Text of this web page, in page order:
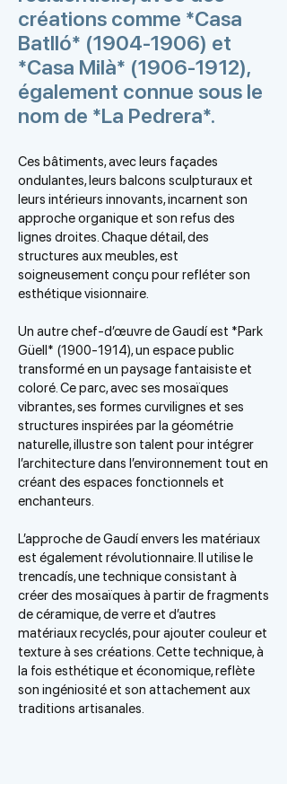
créations comme *Casa
Batlló* (1904-1906) et
*Casa Milà* (1906-1912),
également connue sous le
nom de *La Pedrera*.
Ces bâtiments, avec leurs façades
ondulantes, leurs balcons sculpturaux et
leurs intérieurs innovants, incarnent son
approche organique et son refus des
lignes droites. Chaque détail, des
structures aux meubles, est
soigneusement conçu pour refléter son
esthétique visionnaire.
Un autre chef-d’œuvre de Gaudí est *Park
Güell* (1900-1914), un espace public
transformé en un paysage fantaisiste et
coloré. Ce parc, avec ses mosaïques
vibrantes, ses formes curvilignes et ses
structures inspirées par la géométrie
naturelle, illustre son talent pour intégrer
l’architecture dans l’environnement tout en
créant des espaces fonctionnels et
enchanteurs.
L’approche de Gaudí envers les matériaux
est également révolutionnaire. Il utilise le
trencadís, une technique consistant à
créer des mosaïques à partir de fragments
de céramique, de verre et d’autres
matériaux recyclés, pour ajouter couleur et
texture à ses créations. Cette technique, à
la fois esthétique et économique, reflète
son ingéniosité et son attachement aux
traditions artisanales.